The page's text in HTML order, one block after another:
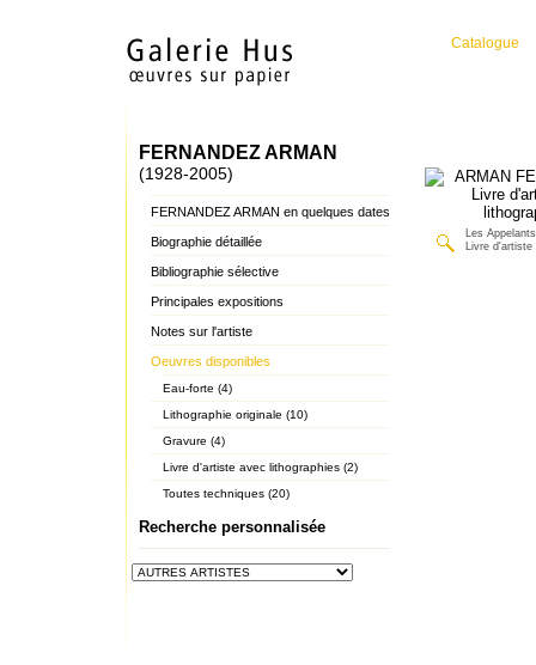
Catalogue
FERNANDEZ ARMAN
(1928-2005)
FERNANDEZ ARMAN en quelques dates
Biographie détaillée
Bibliographie sélective
Principales expositions
Notes sur l'artiste
Oeuvres disponibles
Eau-forte (4)
Lithographie originale (10)
Gravure (4)
Livre d'artiste avec lithographies (2)
Toutes techniques (20)
Recherche personnalisée
Les Appelants
Livre d'artiste